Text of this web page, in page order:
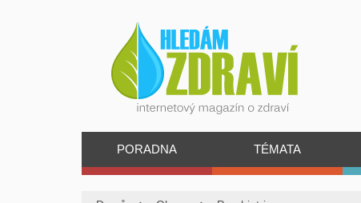
PORADNA TÉMATA